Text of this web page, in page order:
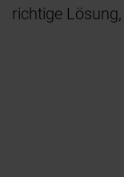
richtige